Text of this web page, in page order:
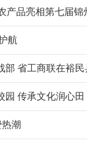
产品亮相第七届锦
航
省工商联在裕民
园 传承文化润心田
潮